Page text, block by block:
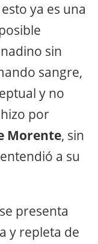
ya es una
sin
sangre,
y no
por
Morente, sin
a su
se presenta
y repleta de